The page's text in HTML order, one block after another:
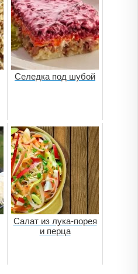
Селедка под шубой
Салат из лука-порея
и перца